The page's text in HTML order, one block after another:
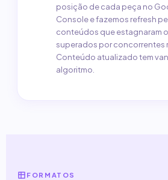
posição de cada peça no
Console e fazemos refresh
conteúdos que estagnaram
superados por concorrentes
Conteúdo atualizado tem
algoritmo.
FORMATOS